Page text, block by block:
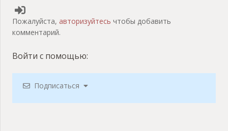
Пожалуйста, авторизуйтесь чтобы добавить
комментарий.
Войти с помощью:
Подписаться